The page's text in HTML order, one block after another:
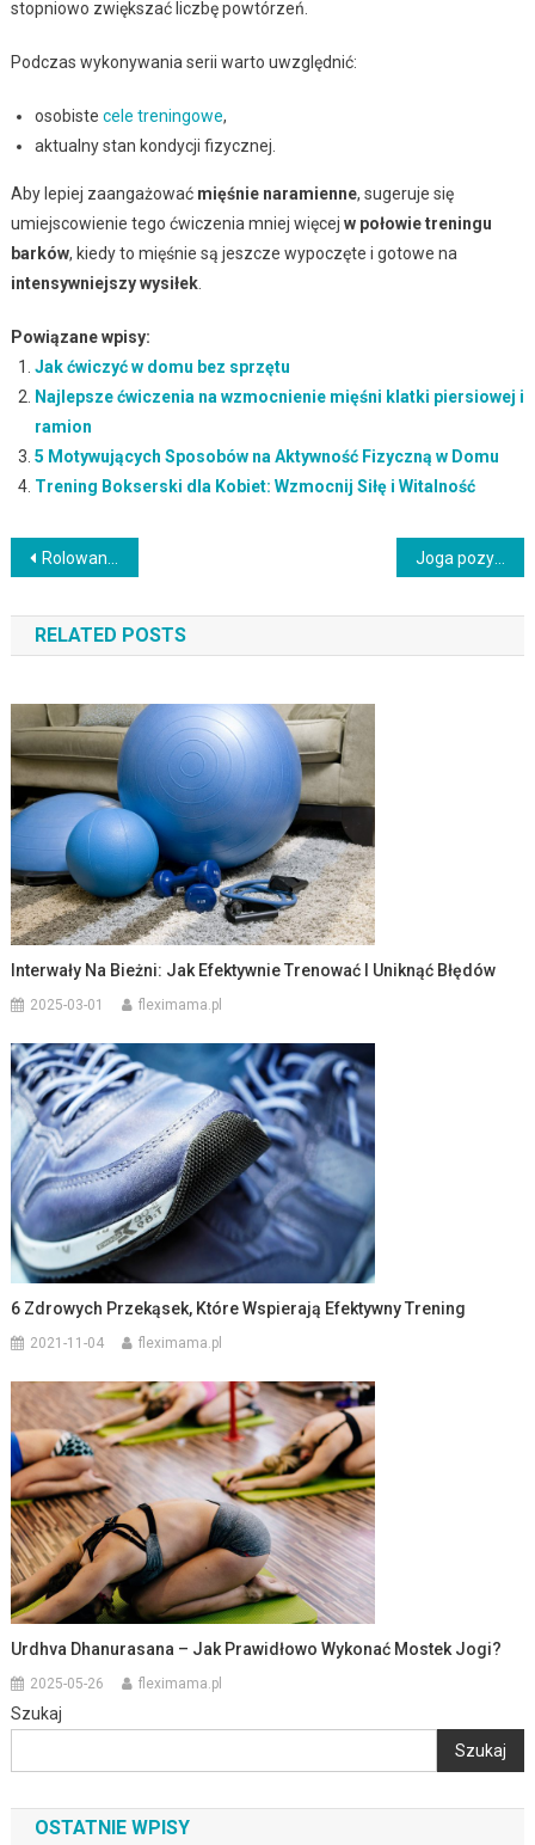
stopniowo zwiększać liczbę powtórzeń.
Podczas wykonywania serii warto uwzględnić:
osobiste cele treningowe,
aktualny stan kondycji fizycznej.
Aby lepiej zaangażować mięśnie naramienne, sugeruje się
umiejscowienie tego ćwiczenia mniej więcej w połowie treningu
barków, kiedy to mięśnie są jeszcze wypoczęte i gotowe na
intensywniejszy wysiłek.
Powiązane wpisy:
Jak ćwiczyć w domu bez sprzętu
Najlepsze ćwiczenia na wzmocnienie mięśni klatki piersiowej i
ramion
5 Motywujących Sposobów na Aktywność Fizyczną w Domu
Trening Bokserski dla Kobiet: Wzmocnij Siłę i Witalność
Nawigacja
wpisu
Rolowanie tricepsa – korzyści, techniki i najlepsze ćwiczenia Joga pozycja kota (Marjaryasana) – korzyści i techniki wykonania
RELATED POSTS
Interwały Na Bieżni: Jak Efektywnie Trenować I Uniknąć Błędów
2025-03-01 fleximama.pl
6 Zdrowych Przekąsek, Które Wspierają Efektywny Trening
2021-11-04 fleximama.pl
Urdhva Dhanurasana – Jak Prawidłowo Wykonać Mostek Jogi?
2025-05-26 fleximama.pl
Szukaj
Szukaj
OSTATNIE WPISY